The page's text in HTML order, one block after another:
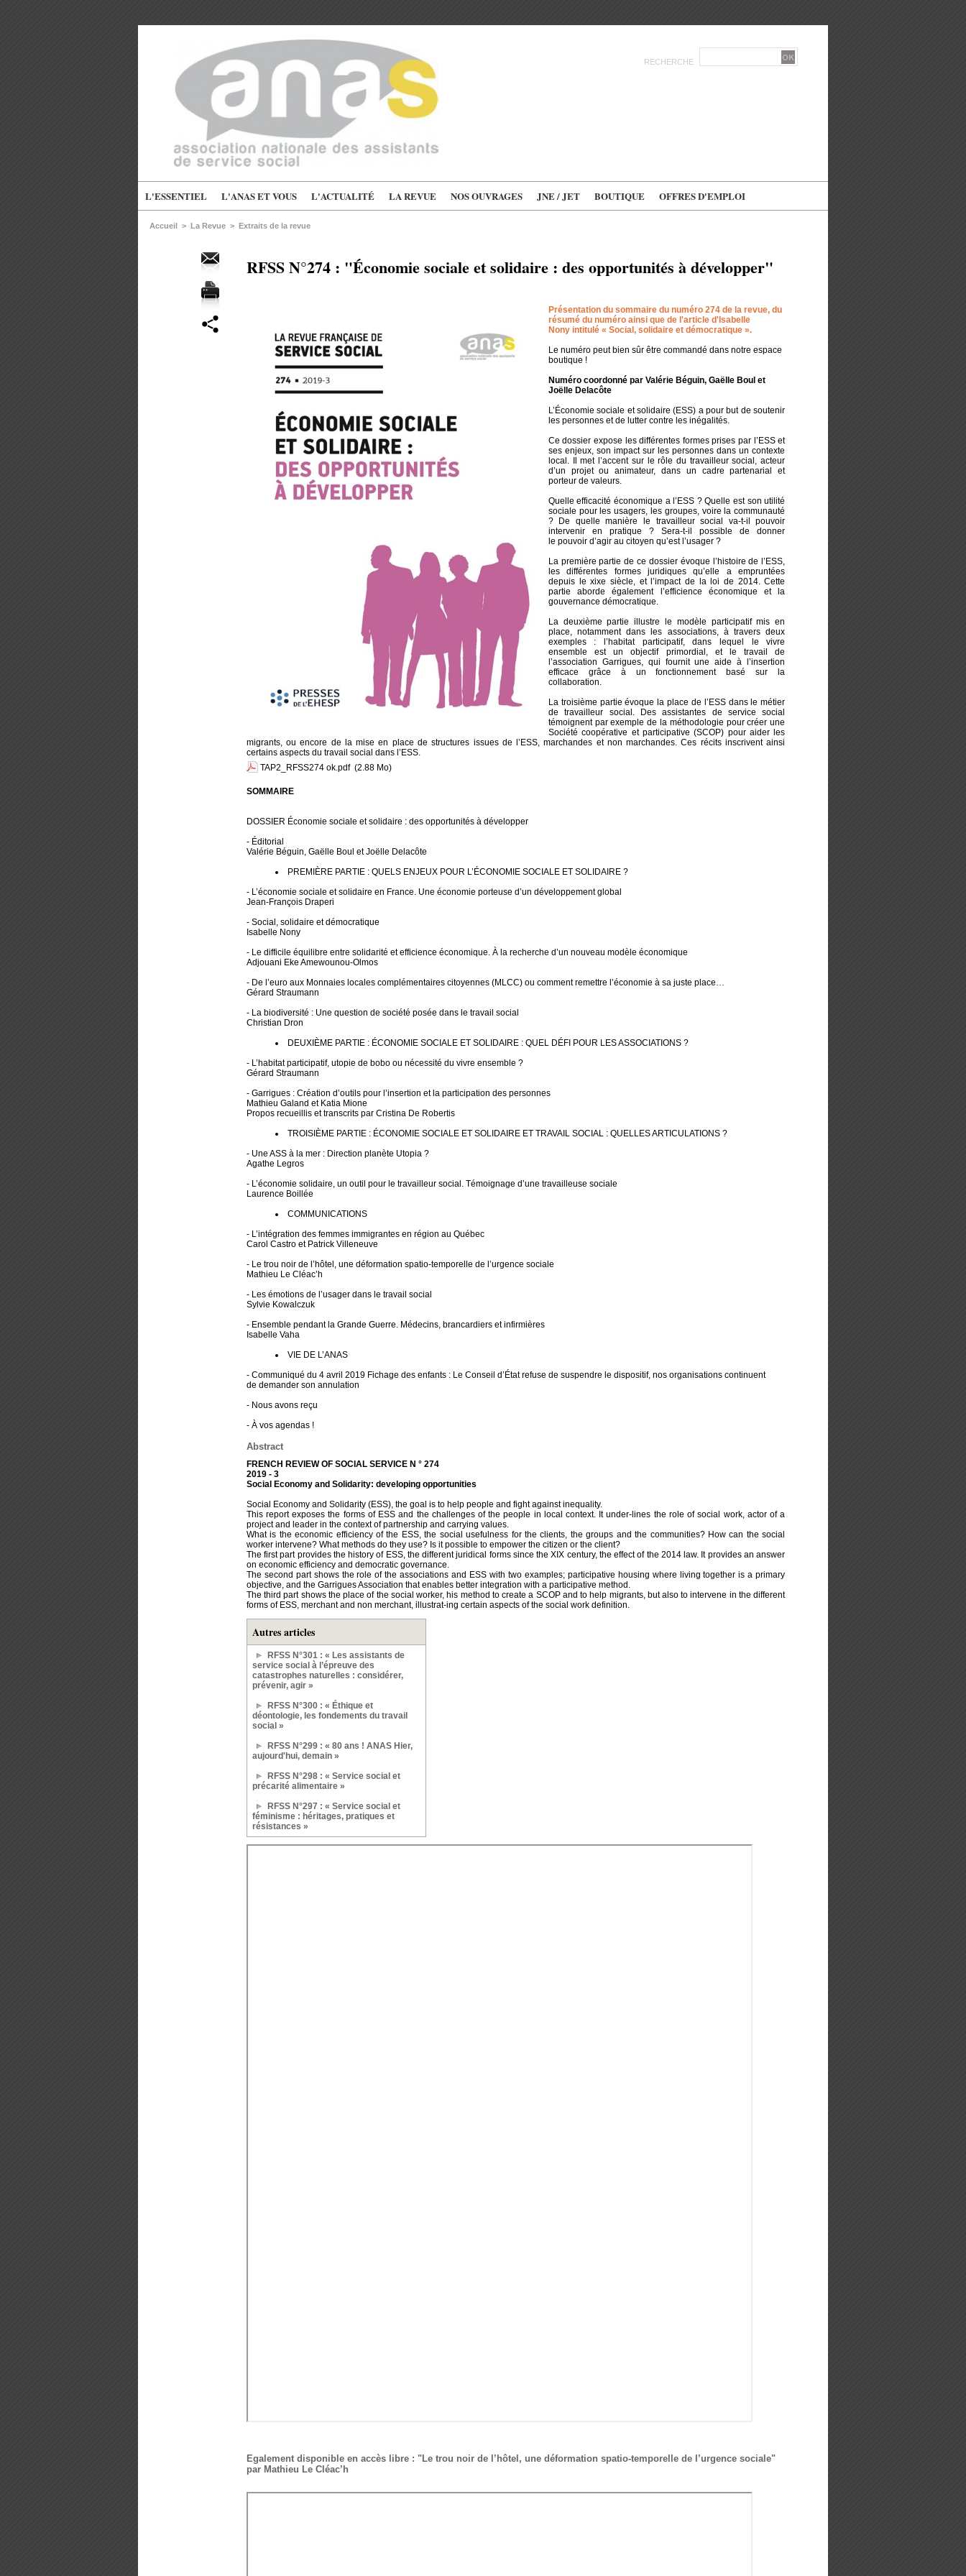
RECHERCHE
L'ESSENTIEL L'ANAS ET VOUS L'ACTUALITÉ LA REVUE NOS OUVRAGES JNE / JET BOUTIQUE OFFRES D'EMPLOI
Accueil > La Revue > Extraits de la revue
RFSS N°274 : "Économie sociale et solidaire : des opportunités à développer"
Présentation du sommaire du numéro 274 de la revue, du
résumé du numéro ainsi que de l'article d'Isabelle
Nony intitulé « Social, solidaire et démocratique ».
Le numéro peut bien sûr être commandé dans notre espace
boutique !
Numéro coordonné par Valérie Béguin, Gaëlle Boul et
Joëlle Delacôte
L’Économie sociale et solidaire (ESS) a pour but de soutenir
les personnes et de lutter contre les inégalités.
Ce dossier expose les différentes formes prises par l’ESS et
ses enjeux, son impact sur les personnes dans un contexte
local. Il met l’accent sur le rôle du travailleur social, acteur
d’un projet ou animateur, dans un cadre partenarial et
porteur de valeurs.
Quelle efficacité économique a l’ESS ? Quelle est son utilité
sociale pour les usagers, les groupes, voire la communauté
? De quelle manière le travailleur social va-t-il pouvoir
intervenir en pratique ? Sera-t-il possible de donner
le pouvoir d’agir au citoyen qu’est l’usager ?
La première partie de ce dossier évoque l’histoire de l’ESS,
les différentes formes juridiques qu’elle a empruntées
depuis le xixe siècle, et l’impact de la loi de 2014. Cette
partie aborde également l’efficience économique et la
gouvernance démocratique.
La deuxième partie illustre le modèle participatif mis en
place, notamment dans les associations, à travers deux
exemples : l’habitat participatif, dans lequel le vivre
ensemble est un objectif primordial, et le travail de
l’association Garrigues, qui fournit une aide à l’insertion
efficace grâce à un fonctionnement basé sur la
collaboration.
La troisième partie évoque la place de l’ESS dans le métier
de travailleur social. Des assistantes de service social
témoignent par exemple de la méthodologie pour créer une
Société coopérative et participative (SCOP) pour aider les
migrants, ou encore de la mise en place de structures issues de l’ESS, marchandes et non marchandes. Ces récits inscrivent ainsi
certains aspects du travail social dans l’ESS.
TAP2_RFSS274 ok.pdf (2.88 Mo)
SOMMAIRE
DOSSIER Économie sociale et solidaire : des opportunités à développer
- Éditorial
Valérie Béguin, Gaëlle Boul et Joëlle Delacôte
PREMIÈRE PARTIE : QUELS ENJEUX POUR L’ÉCONOMIE SOCIALE ET SOLIDAIRE ?
- L’économie sociale et solidaire en France. Une économie porteuse d’un développement global
Jean-François Draperi
- Social, solidaire et démocratique
Isabelle Nony
- Le difficile équilibre entre solidarité et efficience économique. À la recherche d’un nouveau modèle économique
Adjouani Eke Amewounou-Olmos
- De l’euro aux Monnaies locales complémentaires citoyennes (MLCC) ou comment remettre l’économie à sa juste place…
Gérard Straumann
- La biodiversité : Une question de société posée dans le travail social
Christian Dron
DEUXIÈME PARTIE : ÉCONOMIE SOCIALE ET SOLIDAIRE : QUEL DÉFI POUR LES ASSOCIATIONS ?
- L’habitat participatif, utopie de bobo ou nécessité du vivre ensemble ?
Gérard Straumann
- Garrigues : Création d’outils pour l’insertion et la participation des personnes
Mathieu Galand et Katia Mione
Propos recueillis et transcrits par Cristina De Robertis
TROISIÈME PARTIE : ÉCONOMIE SOCIALE ET SOLIDAIRE ET TRAVAIL SOCIAL : QUELLES ARTICULATIONS ?
- Une ASS à la mer : Direction planète Utopia ?
Agathe Legros
- L’économie solidaire, un outil pour le travailleur social. Témoignage d’une travailleuse sociale
Laurence Boillée
COMMUNICATIONS
- L’intégration des femmes immigrantes en région au Québec
Carol Castro et Patrick Villeneuve
- Le trou noir de l’hôtel, une déformation spatio-temporelle de l’urgence sociale
Mathieu Le Cléac’h
- Les émotions de l’usager dans le travail social
Sylvie Kowalczuk
- Ensemble pendant la Grande Guerre. Médecins, brancardiers et infirmières
Isabelle Vaha
VIE DE L’ANAS
- Communiqué du 4 avril 2019 Fichage des enfants : Le Conseil d’État refuse de suspendre le dispositif, nos organisations continuent
de demander son annulation
- Nous avons reçu
- À vos agendas !
Abstract
FRENCH REVIEW OF SOCIAL SERVICE N ° 274
2019 - 3
Social Economy and Solidarity: developing opportunities
Social Economy and Solidarity (ESS), the goal is to help people and fight against inequality.
This report exposes the forms of ESS and the challenges of the people in local context. It under-lines the role of social work, actor of a
project and leader in the context of partnership and carrying values.
What is the economic efficiency of the ESS, the social usefulness for the clients, the groups and the communities? How can the social
worker intervene? What methods do they use? Is it possible to empower the citizen or the client?
The first part provides the history of ESS, the different juridical forms since the XIX century, the effect of the 2014 law. It provides an answer
on economic efficiency and democratic governance.
The second part shows the role of the associations and ESS with two examples; participative housing where living together is a primary
objective, and the Garrigues Association that enables better integration with a participative method.
The third part shows the place of the social worker, his method to create a SCOP and to help migrants, but also to intervene in the different
forms of ESS, merchant and non merchant, illustrat-ing certain aspects of the social work definition.
Autres articles
RFSS N°301 : « Les assistants de
service social à l’épreuve des
catastrophes naturelles : considérer,
prévenir, agir »
RFSS N°300 : « Éthique et
déontologie, les fondements du travail
social »
RFSS N°299 : « 80 ans ! ANAS Hier,
aujourd'hui, demain »
RFSS N°298 : « Service social et
précarité alimentaire »
RFSS N°297 : « Service social et
féminisme : héritages, pratiques et
résistances »
Egalement disponible en accès libre : "Le trou noir de l’hôtel, une déformation spatio-temporelle de l’urgence sociale"
par Mathieu Le Cléac’h